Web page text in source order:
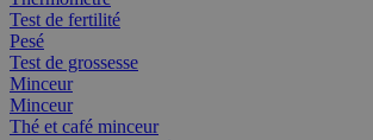
Test de fertilité
Pesé
Test de grossesse
Minceur
Minceur
Thé et café minceur